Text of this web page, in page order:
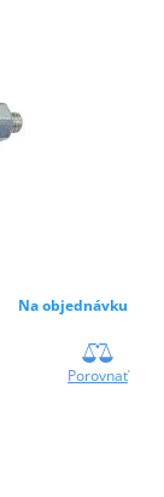
Na objednávku
Porovnať